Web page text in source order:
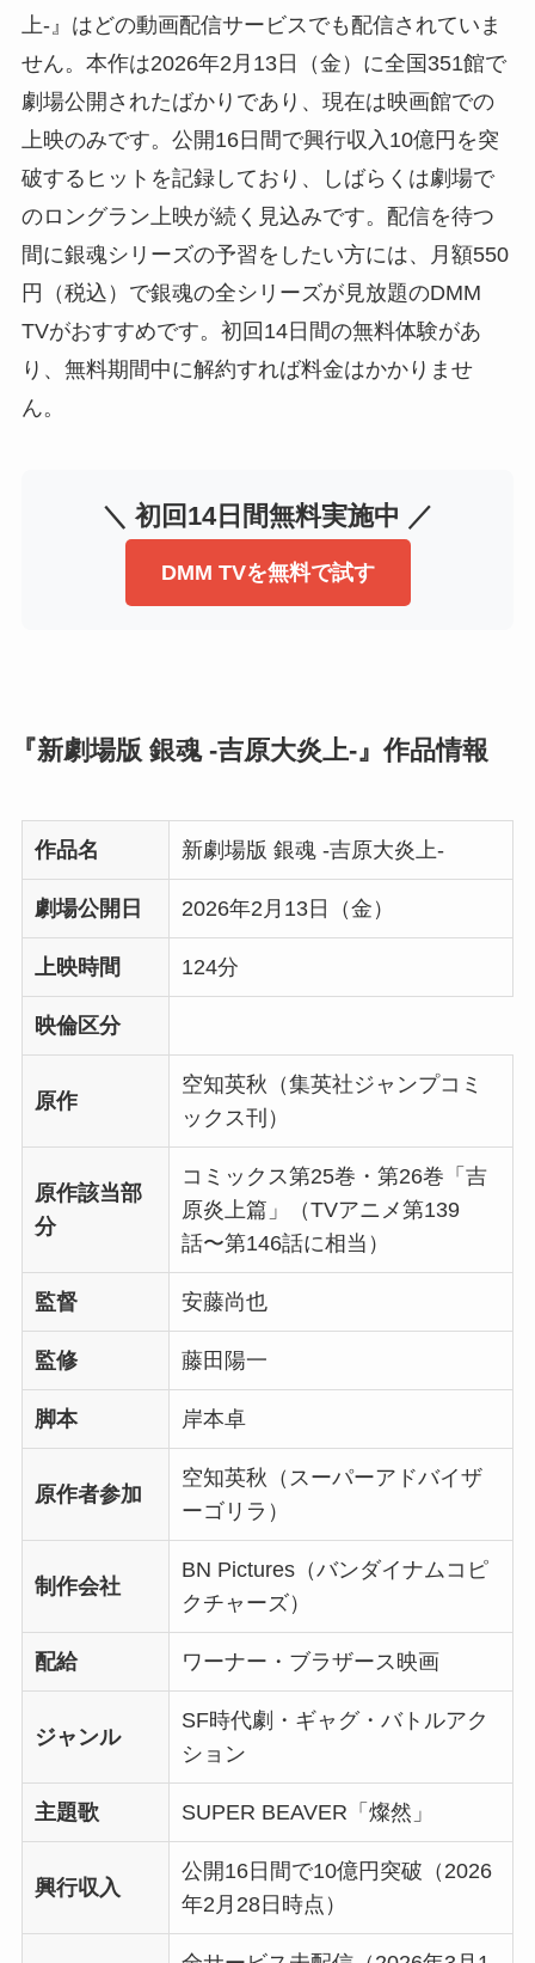
上-』はどの動画配信サービスでも配信されていま
せん。本作は2026年2月13日（金）に全国351館で
劇場公開されたばかりであり、現在は映画館での
上映のみです。公開16日間で興行収入10億円を突
破するヒットを記録しており、しばらくは劇場で
のロングラン上映が続く見込みです。配信を待つ
間に銀魂シリーズの予習をしたい方には、月額550
円（税込）で銀魂の全シリーズが見放題のDMM
TVがおすすめです。初回14日間の無料体験があ
り、無料期間中に解約すれば料金はかかりませ
ん。
＼ 初回14日間無料実施中 ／
DMM TVを無料で試す
『新劇場版 銀魂 -吉原大炎上-』作品情報
作品名 新劇場版 銀魂 -吉原大炎上-
劇場公開日 2026年2月13日（金）
上映時間 124分
映倫区分
原作
空知英秋（集英社ジャンプコミ
ックス刊）
原作該当部
分
コミックス第25巻・第26巻「吉
原炎上篇」（TVアニメ第139
話〜第146話に相当）
監督 安藤尚也
監修 藤田陽一
脚本 岸本卓
原作者参加
空知英秋（スーパーアドバイザ
ーゴリラ）
制作会社
BN Pictures（バンダイナムコピ
クチャーズ）
配給 ワーナー・ブラザース映画
ジャンル
SF時代劇・ギャグ・バトルアク
ション
主題歌 SUPER BEAVER「燦然」
興行収入
公開16日間で10億円突破（2026
年2月28日時点）